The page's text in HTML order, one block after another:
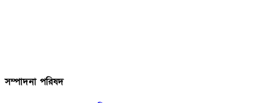
সম্পাদনা পরিষদ